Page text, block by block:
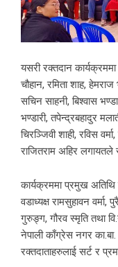
यसरी रक्तदान
चौहान, रमिता शाह,
सचिन साहनी, बिश्वास
भण्डारी, तपेन्द्रबहादुर
चिरञ्जिवी शाही, रविस
राजितराम अहिर
कार्यक्रममा प्रमुख
वडाध्यक्ष रामसुहावन
गुरुङ्ग, गौरव स्मृति तथा
नेपाली काँग्रेस नगर
रक्तदाताहरुलाई सर्ट र